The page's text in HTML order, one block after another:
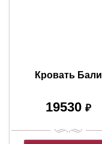
Кровать Бали
19530 ₽